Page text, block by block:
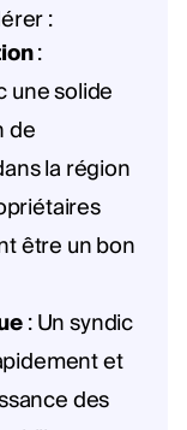
:
:
une solide
de
la région
être un bon
: Un syndic
et
des